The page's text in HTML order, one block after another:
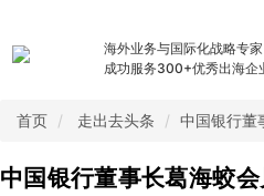
海外业务与国际化战略专家
成功服务300+优秀出海企
首页 走出去头条 中国银行董
中国银行董事长葛海蛟